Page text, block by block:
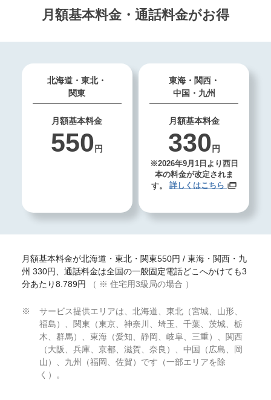
よくあるご質問を
画面右下の「ご質問・ご相談」のバナーか
らチャットでもご相談をいただけます。
受付時間 9:00~21:00
よくあるご質問を
画面右下の「ご質問・ご相談」のバナーか
らチャットでもご相談をいただけます。
月額基本料金・通話料金がお得
北海道・東北・
関東
月額基本料金
550円
東海・関西・
中国・九州
月額基本料金
330円
※2026年9月1日より西日
本の料金が改定されま
す。 詳しくはこちら
月額基本料金が北海道・東北・関東550円 / 東海・関西・九
州 330円、通話料金は全国の一般固定電話どこへかけても3
分あたり8.789円
（ ※ 住宅用3級局の場合 ）
サービス提供エリアは、北海道、東北（宮城、山形、
福島）、関東（東京、神奈川、埼玉、千葉、茨城、栃
木、群馬）、東海（愛知、静岡、岐阜、三重）、関西
（大阪、兵庫、京都、滋賀、奈良）、中国（広島、岡
山）、九州（福岡、佐賀）です（一部エリアを除
く）。